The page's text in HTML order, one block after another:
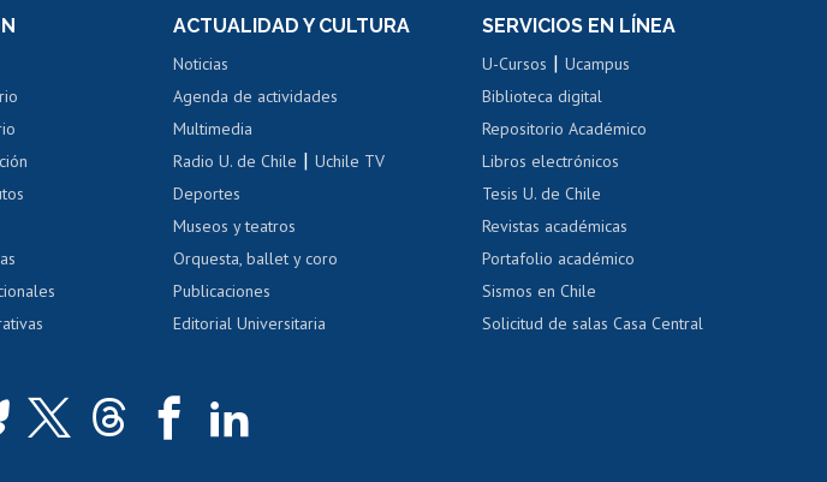
académica
al AUCAI
Portal de movilidad interna
Certificado de renta
Certificado de renta
Gestión de correo uchile
Movilidad Estudiantil
Cursos de español
Acoso laboral, sexual y violencia
ACTUALIDAD Y CULTURA
Noticias
Agenda de actividades
Multimedia
Radio U. de Chile |Uchile TV
Deportes
Museos y teatros
Orquesta, ballet y coro
Publicaciones
Editorial Universitaria
SERVICIOS EN LÍNEA
U-Cursos |Ucampus
Biblioteca digital
Repositorio Académico
Libros electrónicos
Tesis U. de Chile
Revistas académicas
Portafolio académico
Sismos en Chile
Solicitud de salas Casa Central